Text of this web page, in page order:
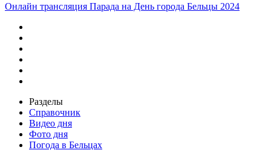
Онлайн трансляция Парада на День города Бельцы 2024
Разделы
Справочник
Видео дня
Фото дня
Погода в Бельцах